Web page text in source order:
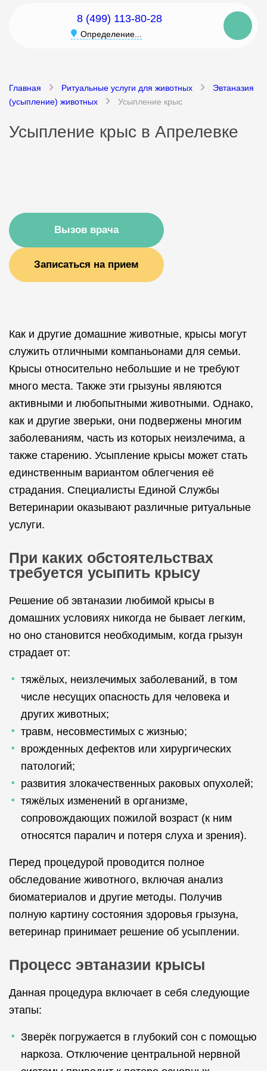
8 (499) 113-80-28
Определение...
Главная Ритуальные услуги для животных
Эвтаназия
(усыпление) животных
Усыпление крыс
Усыпление крыс в Апрелевке
Вызов врача
Записаться на прием
Как и другие домашние животные, крысы могут
служить отличными компаньонами для семьи.
Крысы относительно небольшие и не требуют
много места. Также эти грызуны являются
активными и любопытными животными. Однако,
как и другие зверьки, они подвержены многим
заболеваниям, часть из которых неизлечима, а
также старению. Усыпление крысы может стать
единственным вариантом облегчения её
страдания. Специалисты Единой Службы
Ветеринарии оказывают различные ритуальные
услуги.
При каких обстоятельствах
требуется усыпить крысу
Решение об эвтаназии любимой крысы в
домашних условиях никогда не бывает легким,
но оно становится необходимым, когда грызун
страдает от:
тяжёлых, неизлечимых заболеваний, в том
числе несущих опасность для человека и
других животных;
травм, несовместимых с жизнью;
врожденных дефектов или хирургических
патологий;
развития злокачественных раковых опухолей;
тяжёлых изменений в организме,
сопровождающих пожилой возраст (к ним
относятся паралич и потеря слуха и зрения).
Перед процедурой проводится полное
обследование животного, включая анализ
биоматериалов и другие методы. Получив
полную картину состояния здоровья грызуна,
ветеринар принимает решение об усыплении.
Процесс эвтаназии крысы
Данная процедура включает в себя следующие
этапы:
Зверёк погружается в глубокий сон с помощью
наркоза. Отключение центральной нервной